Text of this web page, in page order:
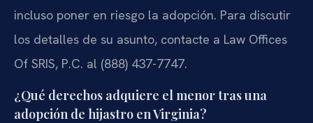
incluso poner en riesgo la adopción. Para discutir
los detalles de su asunto, contacte a Law Offices
Of SRIS, P.C. al (888) 437-7747.
¿Qué derechos adquiere el menor tras una
adopción de hijastro en Virginia?